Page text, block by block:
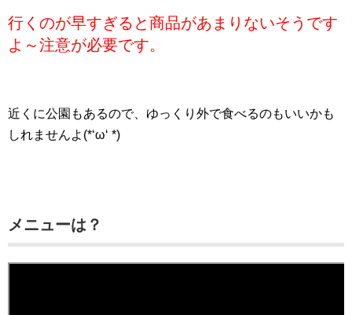
行くのが早すぎると商品があまりないそうです
よ～注意が必要です。
近くに公園もあるので、ゆっくり外で食べるのもいいかも
しれませんよ(*‘ω‘ *)
メニューは？